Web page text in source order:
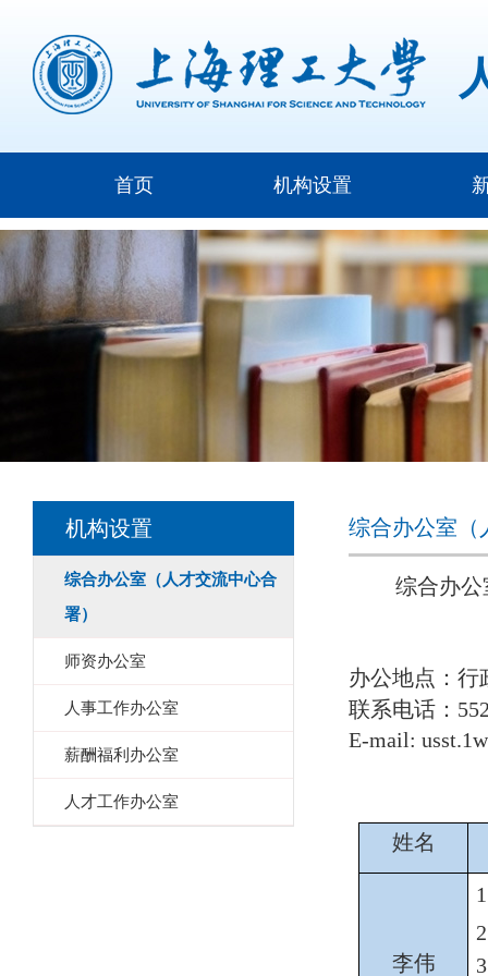
首页 机构设置
机构设置
综合办公室（人才交流中心合
署）
师资办公室
人事工作办公室
薪酬福利办公室
人才工作办公室
综合办公室（
综合办
办公地点： 行
联系电话：
E-mail:
姓名
李伟